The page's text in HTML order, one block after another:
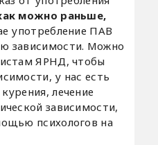
можно раньше,
употребление ПАВ
зависимости. Можно
ЯРНД, чтобы
у нас есть
лечение
зависимости,
психологов на